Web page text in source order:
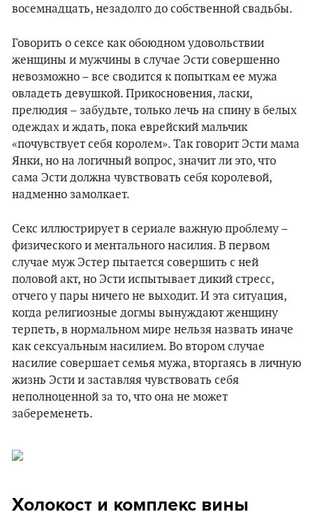
восемнадцать, незадолго до собственной свадьбы.
Говорить о сексе как обоюдном удовольствии
женщины и мужчины в случае Эсти совершенно
невозможно – все сводится к попыткам ее мужа
овладеть девушкой. Прикосновения, ласки,
прелюдия – забудьте, только лечь на спину в белых
одеждах и ждать, пока еврейский мальчик
«почувствует себя королем». Так говорит Эсти мама
Янки, но на логичный вопрос, значит ли это, что
сама Эсти должна чувствовать себя королевой,
надменно замолкает.
Секс иллюстрирует в сериале важную проблему –
физического и ментального насилия. В первом
случае муж Эстер пытается совершить с ней
половой акт, но Эсти испытывает дикий стресс,
отчего у пары ничего не выходит. И эта ситуация,
когда религиозные догмы вынуждают женщину
терпеть, в нормальном мире нельзя назвать иначе
как сексуальным насилием. Во втором случае
насилие совершает семья мужа, вторгаясь в личную
жизнь Эсти и заставляя чувствовать себя
неполноценной за то, что она не может
забеременеть.
Холокост и комплекс вины